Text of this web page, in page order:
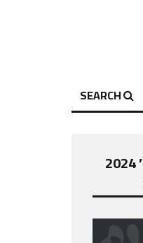
SEARCH
ضيوف غلاف عدد ‘الذبذبات’ 2024